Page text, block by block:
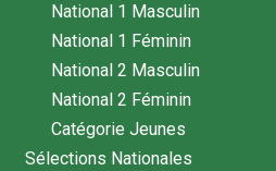
National 1 Masculin
National 1 Féminin
National 2 Masculin
National 2 Féminin
Catégorie Jeunes
Sélections Nationales